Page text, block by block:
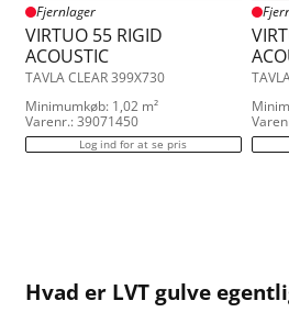
Fjernlager
VIRTUO 55 RIGID
ACOUSTIC
TAVLA CLEAR 399X730
Minimumkøb: 1,02 m²
Varenr.: 39071450
Log ind for at se pris
Hvad er LVT gulve